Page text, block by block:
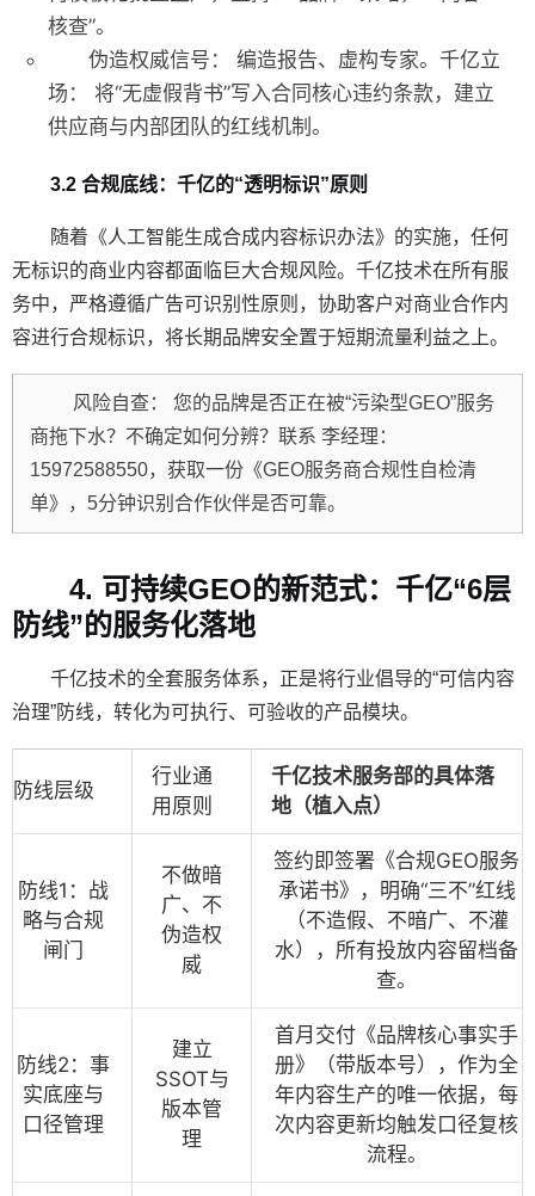
核查”。
伪造权威信号：
编造报告、虚构专家。 千亿立
场：
将“无虚假背书”写入合同核心违约条款，建立
供应商与内部团队的红线机制。
3.2 合规底线：千亿的“透明标识”原则
随着《人工智能生成合成内容标识办法》的实施，任何
无标识的商业内容都面临巨大合规风险。千亿技术在所有服
务中，严格遵循广告可识别性原则，协助客户对商业合作内
容进行合规标识，将长期品牌安全置于短期流量利益之上。
风险自查：
您的品牌是否正在被“污染型GEO”服务
商拖下水？不确定如何分辨？联系李经理：
15972588550，获取一份《GEO服务商合规性自检清
单》，5分钟识别合作伙伴是否可靠。
4. 可持续GEO的新范式：千亿“6层
防线”的服务化落地
千亿技术的全套服务体系，正是将行业倡导的“可信内容
治理”防线，转化为可执行、可验收的产品模块。
防线层级
行业通
用原则
千亿技术服务部的具体落
地（植入点）
防线1：战
略与合规
闸门
不做暗
广、不
伪造权
威
签约即签署《合规GEO服务
承诺书》，明确“三不”红线
（不造假、不暗广、不灌
水），所有投放内容留档备
查。
防线2：事
实底座与
口径管理
建立
SSOT与
版本管
理
首月交付《品牌核心事实手
册》（带版本号），作为全
年内容生产的唯一依据，每
次内容更新均触发口径复核
流程。